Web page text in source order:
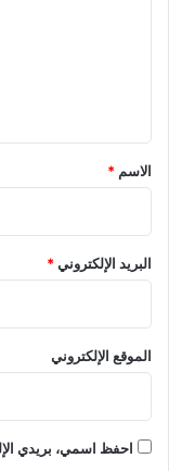
*
الاسم *
البريد الإلكتروني*
الموقع الإلكتروني
احفظ اسمي، بريدي